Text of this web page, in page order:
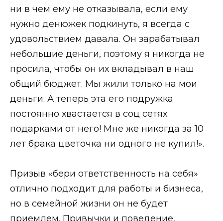
ни в чем ему не отказывала, если ему
нужно денюжек подкинуть, я всегда с
удовольствием давала. Он зарабатывал
небольшие деньги, поэтому я никогда не
просила, чтобы он их вкладывал в наш
общий бюджет. Мы жили только на мои
деньги. А теперь эта его подружка
постоянно хвастается в соц сетях
подарками от него! Мне же никогда за 10
лет брака цветочка ни одного не купил!».
Призыв «бери ответственность на себя»
отлично подходит для работы и бизнеса,
но в семейной жизни он не будет
приемлем. Привычки и поведение,